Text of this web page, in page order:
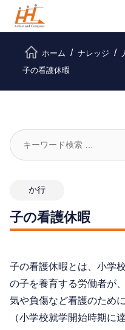
ホーム ナレッジ
子の看護休暇
か行
子の看護休暇
子の看護休暇とは、小学
の子を養育する労働者が
気や負傷など看護のため
（小学校就学開始時期に